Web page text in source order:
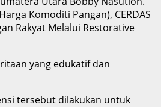
Komoditi Pangan), CERDAS
Rakyat Melalui Restorative
yang edukatif dan
tersebut dilakukan untuk